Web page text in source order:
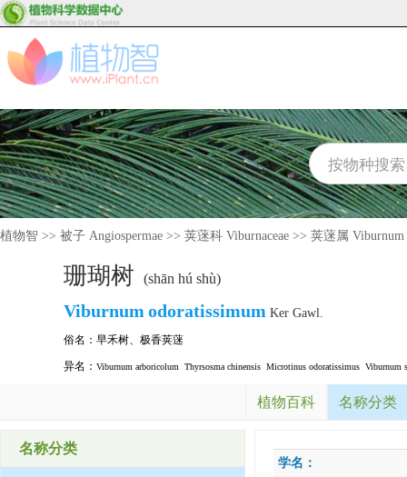
植物智 >> 被子 Angiospermae >> 荚蒾科 Viburnaceae >> 荚蒾属 Viburnum
珊瑚树 (shān hú shù)
Viburnum odoratissimum Ker Gawl.
俗名： 早禾树、 极香荚蒾
异名： Viburnum arboricolum Thyrsosma chinensis Microtinus odoratissimus Viburnum
植物百科 名称分类
名称分类
学名：